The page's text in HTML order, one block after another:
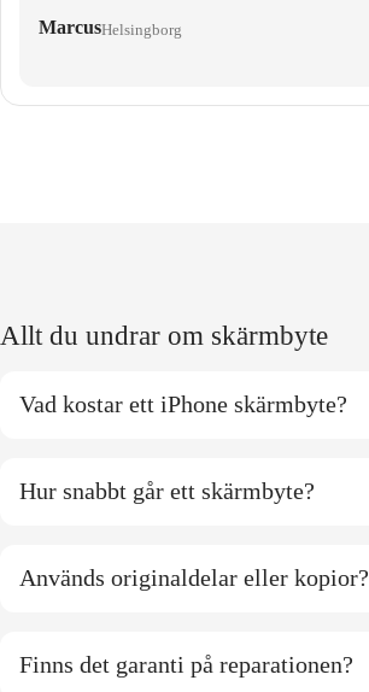
MarcusHelsingborg
Allt du undrar om skärmbyte
Vad kostar ett iPhone skärmbyte?
Hur snabbt går ett skärmbyte?
Används originaldelar eller kopior?
Finns det garanti på reparationen?